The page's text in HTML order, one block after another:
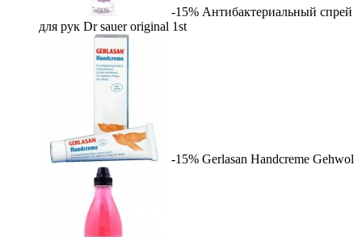
-15% Антибактериальный спрей
для рук Dr sauer original 1st
-15% Gerlasan Handcreme Gehwol